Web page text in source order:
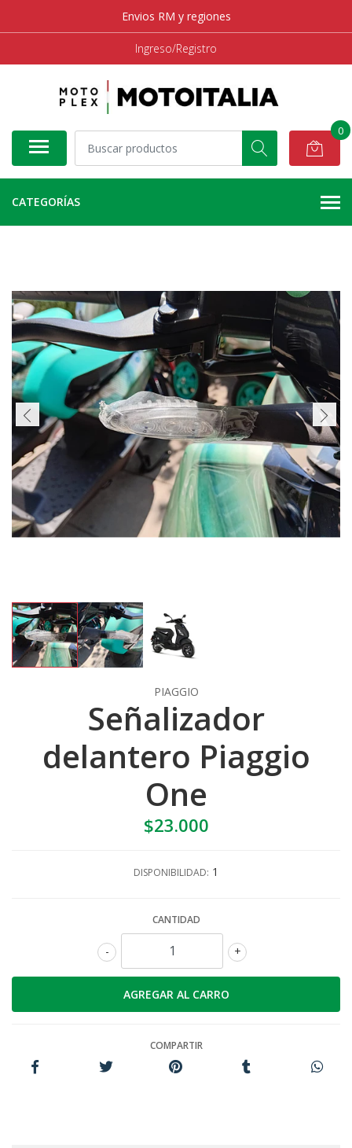
Envios RM y regiones
Ingreso/Registro
0
CATEGORÍAS
PIAGGIO
Señalizador
delantero Piaggio
One
$23.000
DISPONIBILIDAD: 1
CANTIDAD
+
-
COMPARTIR